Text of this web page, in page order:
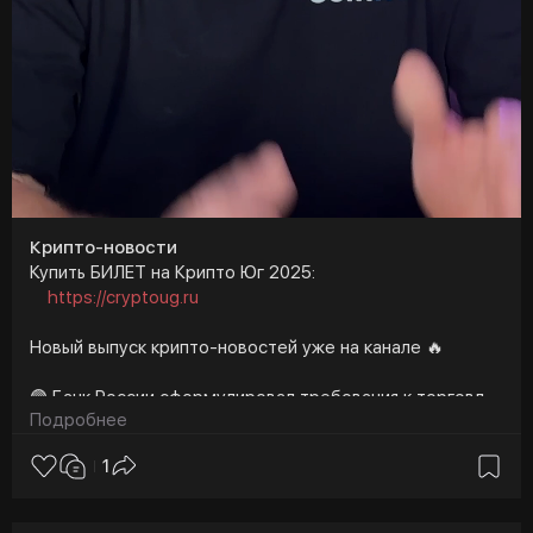
Крипто-новости
Купить БИЛЕТ на Крипто Юг 2025:
https://cryptoug.ru
Новый выпуск крипто-новостей уже на канале 🔥
🟣 Банк России сформулировал требования к торговле
криптовалютой. Что нужно знать
🟣 Создатель Telegram Павел Дуров вернулся в Дубай,
Подробнее
1